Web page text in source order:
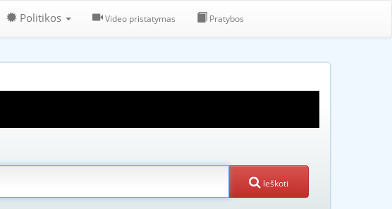
Politikos Video pristatymas Pratybos
Ieškoti